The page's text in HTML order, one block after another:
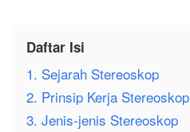
Daftar Isi
1. Sejarah Stereoskop
2. Prinsip Kerja Stereoskop
3. Jenis-jenis Stereoskop